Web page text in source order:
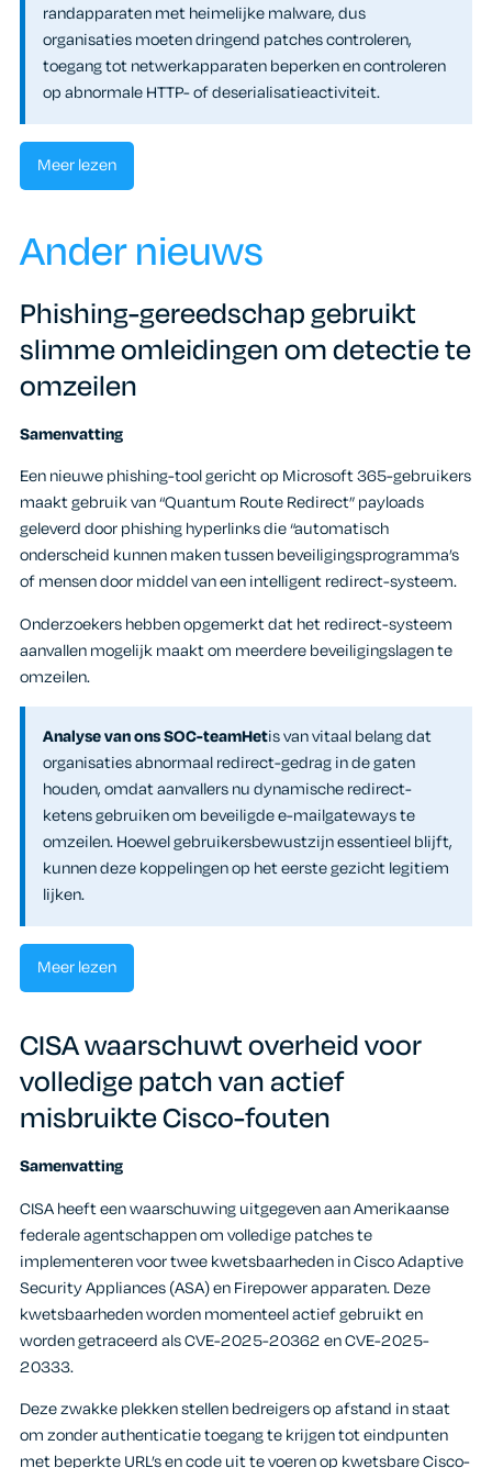
randapparaten met heimelijke malware, dus
organisaties moeten dringend patches controleren,
toegang tot netwerkapparaten beperken en controleren
op abnormale HTTP- of deserialisatieactiviteit.
Meer lezen
Ander nieuws
Phishing-gereedschap gebruikt
slimme omleidingen om detectie te
omzeilen
Samenvatting
Een nieuwe phishing-tool gericht op Microsoft 365-gebruikers
maakt gebruik van “Quantum Route Redirect” payloads
geleverd door phishing hyperlinks die “automatisch
onderscheid kunnen maken tussen beveiligingsprogramma’s
of mensen door middel van een intelligent redirect-systeem.
Onderzoekers hebben opgemerkt dat het redirect-systeem
aanvallen mogelijk maakt om meerdere beveiligingslagen te
omzeilen.
Analyse van ons SOC-teamHetis van vitaal belang dat
organisaties abnormaal redirect-gedrag in de gaten
houden, omdat aanvallers nu dynamische redirect-
ketens gebruiken om beveiligde e-mailgateways te
omzeilen. Hoewel gebruikersbewustzijn essentieel blijft,
kunnen deze koppelingen op het eerste gezicht legitiem
lijken.
Meer lezen
CISA waarschuwt overheid voor
volledige patch van actief
misbruikte Cisco-fouten
Samenvatting
CISA heeft een waarschuwing uitgegeven aan Amerikaanse
federale agentschappen om volledige patches te
implementeren voor twee kwetsbaarheden in Cisco Adaptive
Security Appliances (ASA) en Firepower apparaten. Deze
kwetsbaarheden worden momenteel actief gebruikt en
worden getraceerd als CVE-2025-20362 en CVE-2025-
20333.
Deze zwakke plekken stellen bedreigers op afstand in staat
om zonder authenticatie toegang te krijgen tot eindpunten
met beperkte URL’s en code uit te voeren op kwetsbare Cisco-